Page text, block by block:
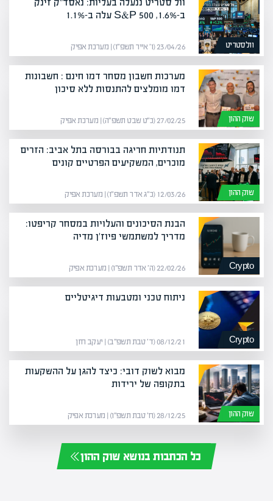
וולסטריט
ב-1.6%, S&P 500 עלה ב-1.1%
23/04/26 (ו׳ אייר תשפ״ו) | מערכת אפיק
שוק ההון
מערכות חשבון מסחר דמו חינם : חשבונות
דמו מומלצים להתנסות ללא סיכון
27/02/25 (כ״ט שבט תשפ״ה) | מערכת אפיק
שוק ההון
תנודתיות חריגה בבורסה בתל אביב: הזרים
מוכרים, המשקיעים הפרטיים קונים
12/03/26 (כ״ג אדר תשפ״ו) | מערכת אפיק
Crypto
הבנת הסיכונים והעלויות במסחר קריפטו:
מדריך למשתמשי פיוז'ן מדיה
22/02/26 (ה׳ אדר תשפ״ו) | מערכת אפיק
Crypto
ניתוח טכני ומטבעות דיגיטליים
08/12/21 (ד׳ טבת תשפ״ב) | יעקב חזן
שוק ההון
מבוא לשוק דובי: כיצד להגן על ההשקעות
בתקופה של ירידות
28/12/25 (ח׳ טבת תשפ״ו) | מערכת אפיק
כל הכתבות בנושא שוק ההון